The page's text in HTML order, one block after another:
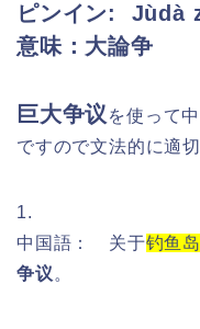
ピンイン: Jùdà
意味：大論争
巨大争议 を使って
ですので文法的に適
1.
中国語： 关于钓鱼
争议 。